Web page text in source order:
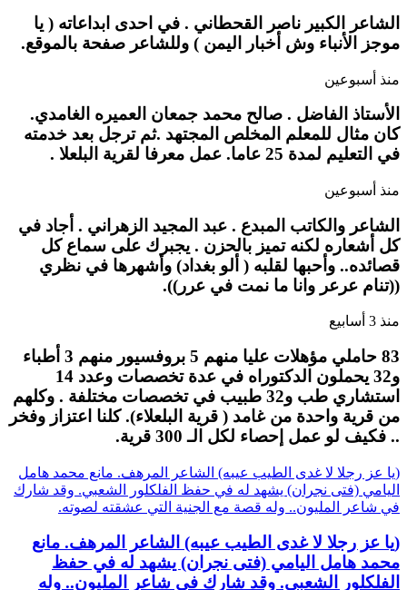
الشاعر الكبير ناصر القحطاني . في احدى ابداعاته ( يا
موجز الأنباء وش أخبار اليمن ) وللشاعر صفحة بالموقع.
منذ أسبوعين
الأستاذ الفاضل . صالح محمد جمعان العميره الغامدي.
كان مثال للمعلم المخلص المجتهد .ثم ترجل بعد خدمته
في التعليم لمدة 25 عاما. عمل معرفا لقرية البلعلا .
منذ أسبوعين
الشاعر والكاتب المبدع . عبد المجيد الزهراني . أجاد في
كل أشعاره لكنه تميز بالحزن . يجبرك على سماع كل
قصائده.. وأحبها لقلبه ( ألو بغداد) وأشهرها في نظري
((تنام عرعر وانا ما نمت في عرر)).
منذ 3 أسابيع
83 حاملي مؤهلات عليا منهم 5 بروفسيور منهم 3 أطباء
و32 يحملون الدكتوراه في عدة تخصصات وعدد 14
استشاري طب و32 طبيب في تخصصات مختلفة . وكلهم
من قرية واحدة من غامد ( قرية البلعلاء). كلنا اعتزاز وفخر
.. فكيف لو عمل إحصاء لكل الـ 300 قرية.
(يا عز رجلا لا غدى الطيب عيبه) الشاعر المرهف. مانع محمد هامل
اليامي (فتى نجران) يشهد له في حفظ الفلكلور الشعبي. وقد شارك
في شاعر المليون.. وله قصة مع الجنية التي عشقته لصوته.
(يا عز رجلا لا غدى الطيب عيبه) الشاعر المرهف. مانع
محمد هامل اليامي (فتى نجران) يشهد له في حفظ
الفلكلور الشعبي. وقد شارك في شاعر المليون.. وله